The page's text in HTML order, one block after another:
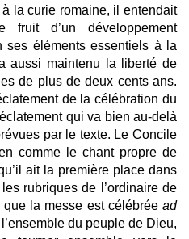
la curie romaine, il entendait
d’un développement
ses éléments essentiels à la
aussi maintenu la liberté de
de plus de deux cents ans.
de la célébration du
qui va bien au-delà
par le texte. Le Concile
comme le chant propre de
ait la première place dans
rubriques de l’ordinaire de
la messe est célébrée ad
du peuple de Dieu,